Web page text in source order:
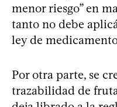
menor riesgo” en
tanto no debe
ley de
Por otra parte, se
trazabilidad de